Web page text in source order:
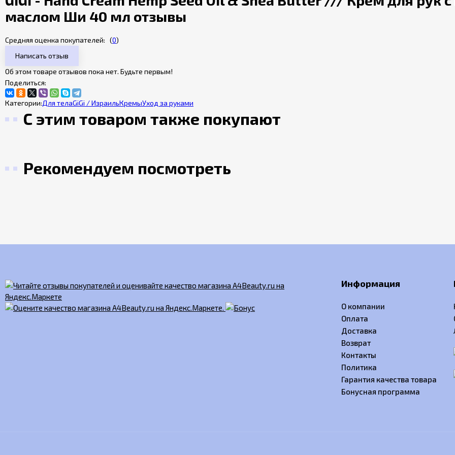
маслом Ши 40 мл отзывы
Средняя оценка покупателей: (0)
Написать отзыв
Об этом товаре отзывов пока нет. Будьте первым!
Поделиться:
Категории:Для телаGiGi / ИзраильКремыУход за руками
С этим товаром также покупают
Рекомендуем посмотреть
Информация
О компании
Оплата
Доставка
Возврат
Контакты
Политика
Гарантия качества товара
Бонусная программа